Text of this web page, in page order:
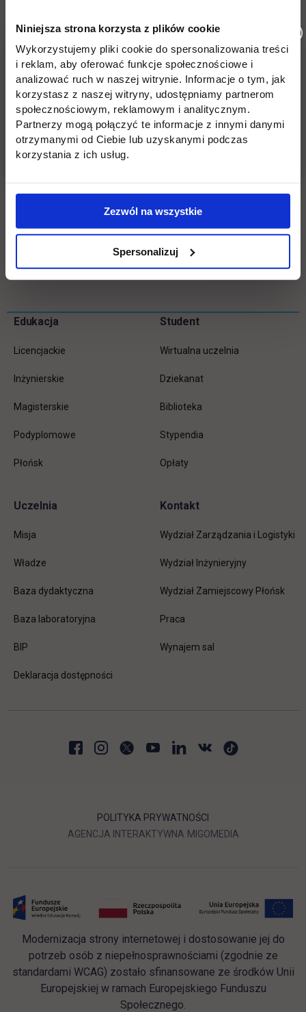
Niniejsza strona korzysta z plików cookie
Wykorzystujemy pliki cookie do spersonalizowania treści
i reklam, aby oferować funkcje społecznościowe i
analizować ruch w naszej witrynie. Informacje o tym, jak
korzystasz z naszej witryny, udostępniamy partnerom
społecznościowym, reklamowym i analitycznym.
Partnerzy mogą połączyć te informacje z innymi danymi
otrzymanymi od Ciebie lub uzyskanymi podczas
korzystania z ich usług.
Zezwól na wszystkie
Spersonalizuj
doświadczeniem, specjalizujące się w
kompleksowej obsłudze księgowej oraz doradztwie
podatkowym. Firma stawia na partnerskie relacje z
klientami, elastyczność działania oraz indywidualne
podejście do potrzeb przedsiębiorców, wspierając
ich w bezpiecznym i efektywnym prowadzeniu
działalności.
doświadczenia i rozwój kompetencji zawodowych.
Wróć
Pomiń
Informacje w stopce
Edukacja
Licencjackie
Inżynierskie
Magisterskie
Podyplomowe
Płońsk
Student
Wirtualna uczelnia
Dziekanat
Biblioteka
Stypendia
Opłaty
Uczelnia
Misja
Władze
Baza dydaktyczna
Baza laboratoryjna
BIP
Deklaracja dostępności
Kontakt
Wydział Zarządzania i Logistyki
Wydział Inżynieryjny
Wydział Zamiejscowy Płońsk
Praca
Wynajem sal
POLITYKA PRYWATNOŚCI
AGENCJA INTERAKTYWNA LINK OTWIERA SIĘ W
MIGOMEDIA
Modernizacja strony internetowej i dostosowanie jej do
potrzeb osób z niepełnosprawnościami (zgodnie ze
standardami WCAG) zostało sfinansowane ze środków Unii
Europejskiej w ramach Europejskiego Funduszu
Społecznego.